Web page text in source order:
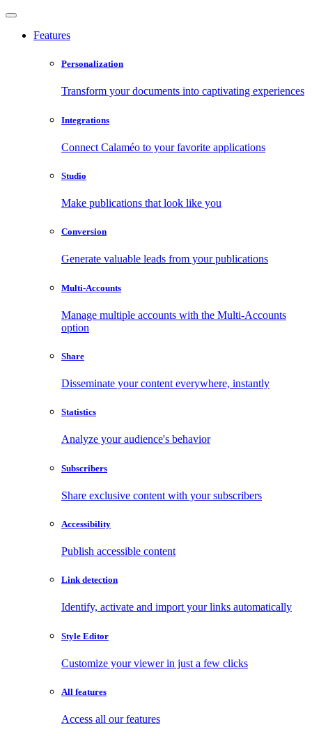
Features
Personalization
Transform your documents into captivating experiences
Integrations
Connect Calaméo to your favorite applications
Studio
Make publications that look like you
Conversion
Generate valuable leads from your publications
Multi-Accounts
Manage multiple accounts with the Multi-Accounts
option
Share
Disseminate your content everywhere, instantly
Statistics
Analyze your audience's behavior
Subscribers
Share exclusive content with your subscribers
Accessibility
Publish accessible content
Link detection
Identify, activate and import your links automatically
Style Editor
Customize your viewer in just a few clicks
All features
Access all our features